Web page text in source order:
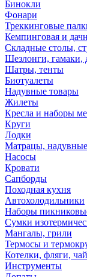
Бинокли
Фонари
Треккинговые
Кемпинговая и
Складные столы,
Шезлонги, гамаки,
Шатры, тенты
Биотуалеты
Надувные товары
Жилеты
Кресла и наборы
Круги
Лодки
Матрацы,
Насосы
Кровати
Сапборды
Походная кухня
Автохолодильники
Наборы
Сумки
Мангалы, грили
Термосы и
Котелки, фляги,
Инструменты